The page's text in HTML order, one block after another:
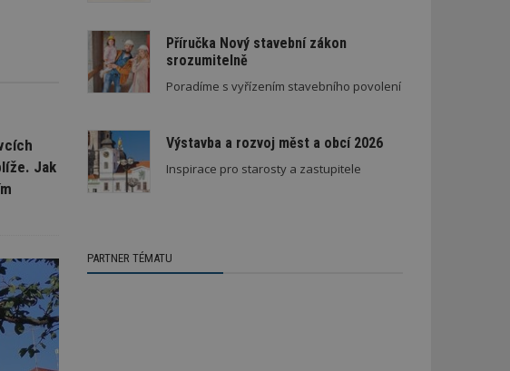
Jak
Příručka Nový stavební zákon
srozumitelně
Poradíme s vyřízením stavebního povolení
Výstavba a rozvoj měst a obcí 2026
Inspirace pro starosty a zastupitele
PARTNER TÉMATU